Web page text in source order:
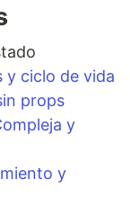
y ciclo de vida
props
y
y